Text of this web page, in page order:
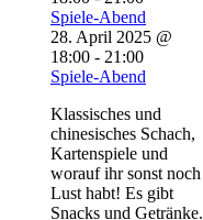
Spiele-Abend
28. April 2025 @
18:00 - 21:00
Spiele-Abend
Klassisches und
chinesisches Schach,
Kartenspiele und
worauf ihr sonst noch
Lust habt! Es gibt
Snacks und Getränke.